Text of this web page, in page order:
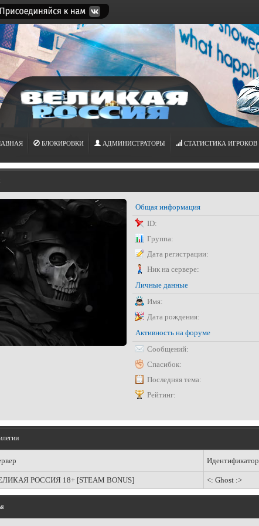
БЛОКИРОВКИ АДМИНИСТРАТОРЫ СТАТИСТИКА ИГРОКОВ
Общая информация
ID:
Группа:
Дата регистрации:
Ник на сервере:
Личные данные
Имя:
Дата рождения:
Активность на форуме
Сообщений:
Спасибок:
Последняя тема:
Рейтинг:
Идентификатор
РОССИЯ 18+ [STEAM BONUS] <: Ghost :>